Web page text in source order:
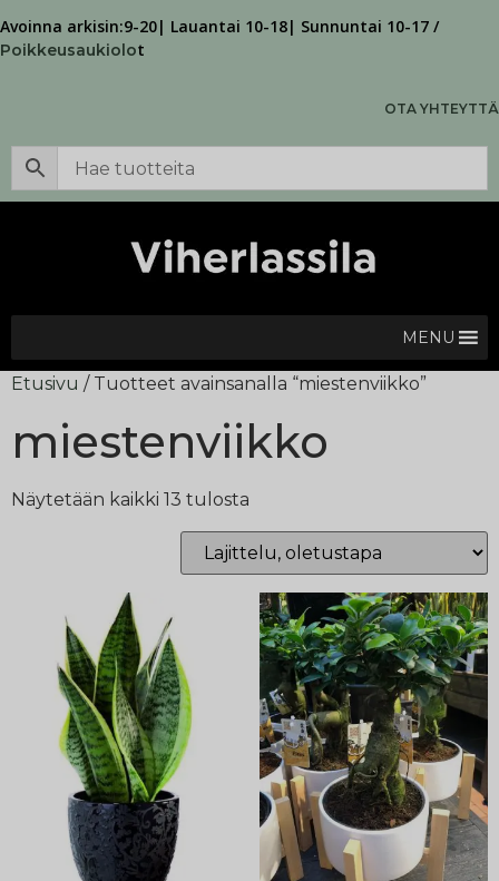
Avoinna arkisin:9-20| Lauantai 10-18| Sunnuntai 10-17 /
Poikkeusaukiolot
OTA YHTEYTTÄ
MENU
Etusivu / Tuotteet avainsanalla “miestenviikko”
miestenviikko
Näytetään kaikki 13 tulosta